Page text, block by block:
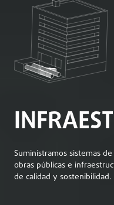
Suministramos sistemas
obras públicas e
de calidad y sostenibilidad.